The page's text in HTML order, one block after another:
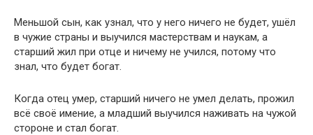
Меньшой сын, как узнал, что у него ничего не будет, ушёл
в чужие страны и выучился мастерствам и наукам, а
старший жил при отце и ничему не учился, потому что
знал, что будет богат.
Когда отец умер, старший ничего не умел делать, прожил
всё своё имение, а младший выучился наживать на чужой
стороне и стал богат.